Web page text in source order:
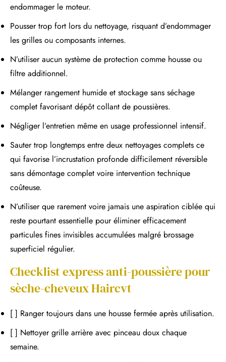
endommager le moteur.
Pousser trop fort lors du nettoyage, risquant d’endommager
les grilles ou composants internes.
N’utiliser aucun système de protection comme housse ou
filtre additionnel.
Mélanger rangement humide et stockage sans séchage
complet favorisant dépôt collant de poussières.
Négliger l’entretien même en usage professionnel intensif.
Sauter trop longtemps entre deux nettoyages complets ce
qui favorise l’incrustation profonde difficilement réversible
sans démontage complet voire intervention technique
coûteuse.
N’utiliser que rarement voire jamais une aspiration ciblée qui
reste pourtant essentielle pour éliminer efficacement
particules fines invisibles accumulées malgré brossage
superficiel régulier.
Checklist express anti-poussière pour
sèche-cheveux Haircvt
[ ] Ranger toujours dans une housse fermée après utilisation.
[ ] Nettoyer grille arrière avec pinceau doux chaque
semaine.